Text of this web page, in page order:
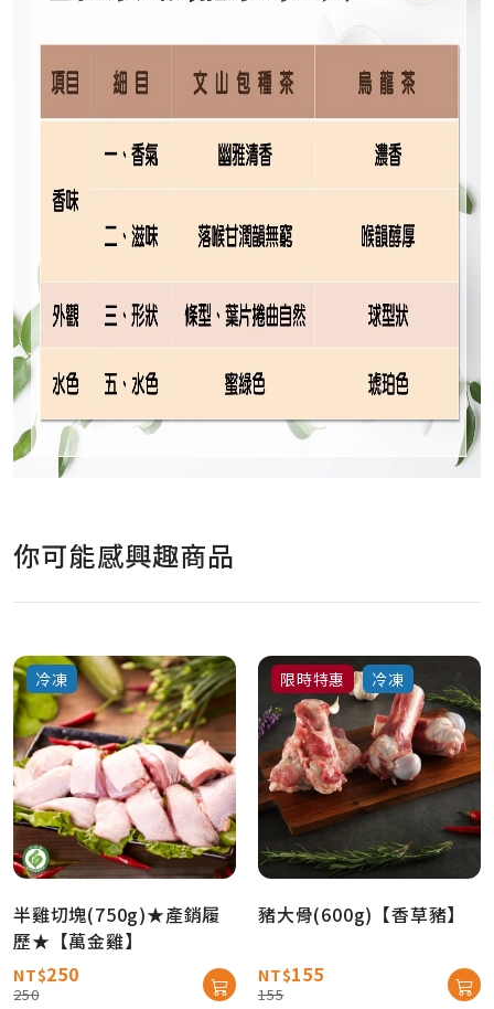
你可能感興趣商品
冷凍
半雞切塊(750g)★產銷履
歷★【萬金雞】
NT$250
250
限時特惠 冷凍
豬大骨(600g)【香草豬】
NT$155
155